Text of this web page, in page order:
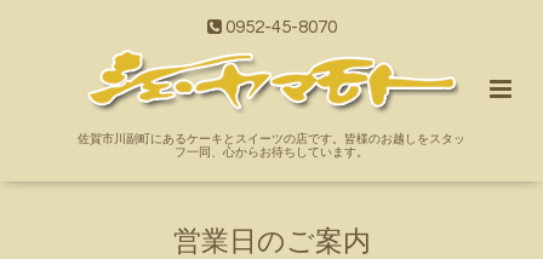
0952-45-8070
佐賀市川副町にあるケーキとスイーツの店です。皆様のお越しをスタッ
フ一同、心からお待ちしています。
営業日のご案内